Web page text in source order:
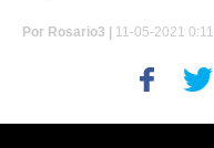
Por Rosario3 | 11-05-2021 0:11